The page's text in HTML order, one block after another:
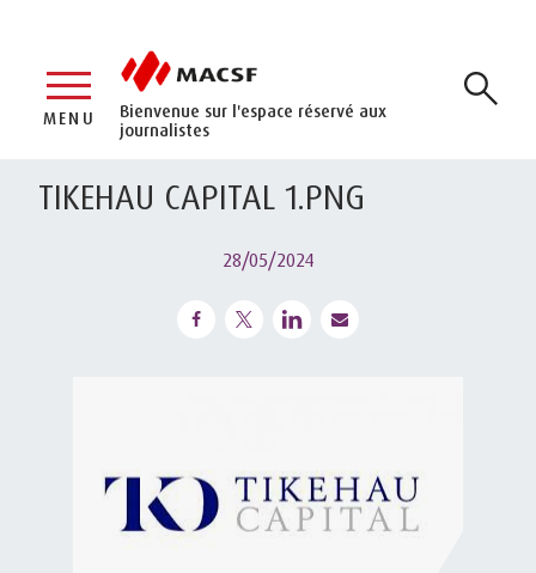
Bienvenue sur l'espace réservé aux
journalistes
MENU
TIKEHAU CAPITAL 1.PNG
28/05/2024